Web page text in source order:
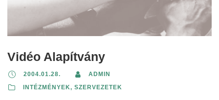
Vidéo Alapítvány
2004.01.28.
ADMIN
INTÉZMÉNYEK, SZERVEZETEK